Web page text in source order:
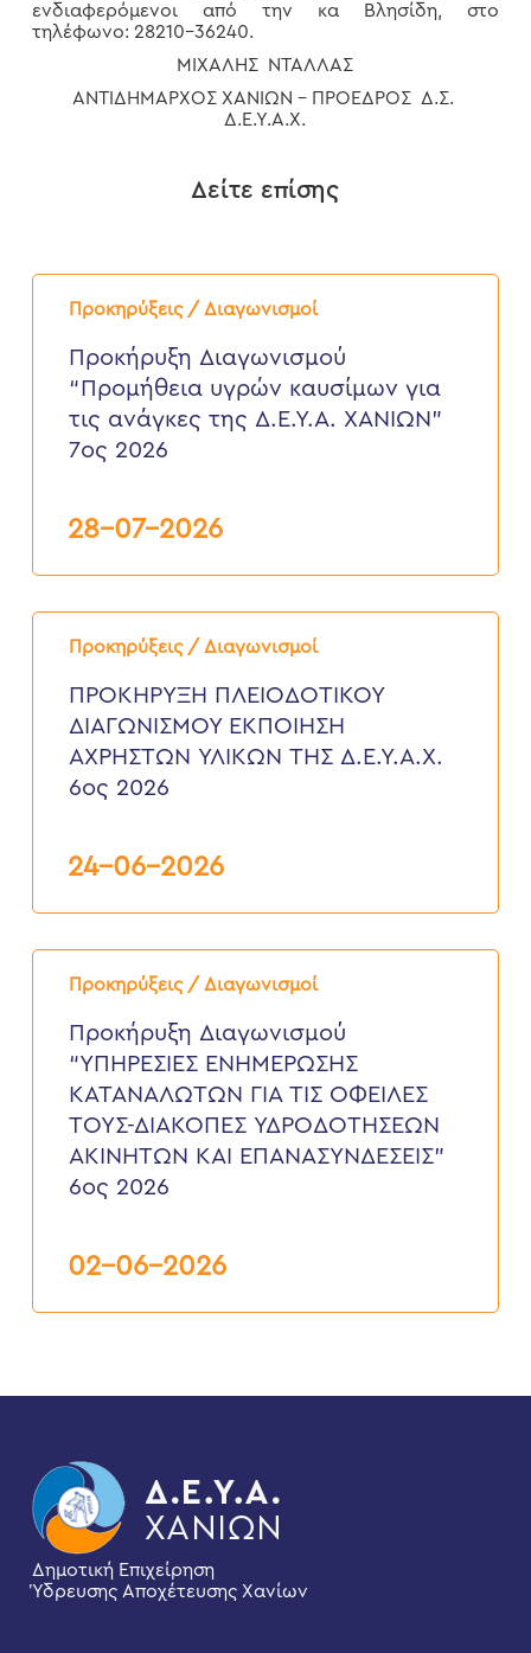
ενδιαφερόμενοι από την κα Βλησίδη, στο
τηλέφωνο: 28210-36240.
ΜΙΧΑΛΗΣ ΝΤΑΛΛΑΣ
ΑΝΤΙΔΗΜΑΡΧΟΣ ΧΑΝΊΩΝ – ΠΡΟΕΔΡΟΣ Δ.Σ.
Δ.Ε.Υ.Α.Χ.
Δείτε επίσης
Προκηρύξεις / Διαγωνισμοί
Προκήρυξη
Διαγωνισμού
υγρών
καυσίμων
ανάγκες
2026
Προκήρυξη Διαγωνισμού
“Προμήθεια υγρών καυσίμων για
τις ανάγκες της Δ.Ε.Υ.Α. ΧΑΝΙΩΝ”
7ος 2026
28-07-2026
Προκηρύξεις / Διαγωνισμοί
ΠΡΟΚΗΡΥΞΗ
ΠΛΕΙΟΔΟΤΙΚΟΥ
ΕΚΠΟΙΗΣΗ
ΑΧΡΗΣΤΩΝ
ΥΛΙΚΩΝ
Δ.Ε.Υ.Α.Χ.
ΠΡΟΚΗΡΥΞΗ ΠΛΕΙΟΔΟΤΙΚΟΥ
ΔΙΑΓΩΝΙΣΜΟΥ ΕΚΠΟΙΗΣΗ
ΑΧΡΗΣΤΩΝ ΥΛΙΚΩΝ ΤΗΣ Δ.Ε.Υ.Α.Χ.
6ος 2026
24-06-2026
Προκηρύξεις / Διαγωνισμοί
Προκήρυξη
Διαγωνισμού
ΕΝΗΜΕΡΩΣΗΣ
ΚΑΤΑΝΑΛΩΤΩΝ
ΟΦΕΙΛΕΣ
ΤΟΥΣ-
ΔΙΑΚΟΠΕΣ
ΑΚΙΝΗΤΩΝ
2026
Προκήρυξη Διαγωνισμού
“ΥΠΗΡΕΣΙΕΣ ΕΝΗΜΕΡΩΣΗΣ
ΚΑΤΑΝΑΛΩΤΩΝ ΓΙΑ ΤΙΣ ΟΦΕΙΛΕΣ
ΤΟΥΣ-ΔΙΑΚΟΠΕΣ ΥΔΡΟΔΟΤΗΣΕΩΝ
ΑΚΙΝΗΤΩΝ ΚΑΙ ΕΠΑΝΑΣΥΝΔΕΣΕΙΣ”
6ος 2026
02-06-2026
Δημοτική Επιχείρηση
Ύδρευσης Αποχέτευσης Χανίων